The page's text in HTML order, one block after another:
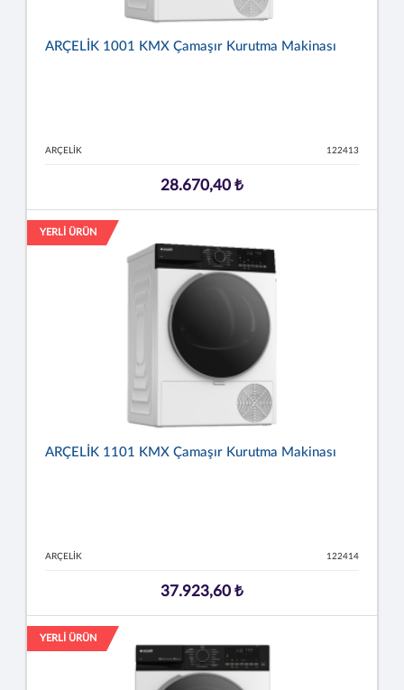
ARÇELİK 1001 KMX Çamaşır Kurutma Makinası
ARÇELİK 122413
28.670,40 ₺
YERLİ ÜRÜN
ARÇELİK 1101 KMX Çamaşır Kurutma Makinası
ARÇELİK 122414
37.923,60 ₺
YERLİ ÜRÜN